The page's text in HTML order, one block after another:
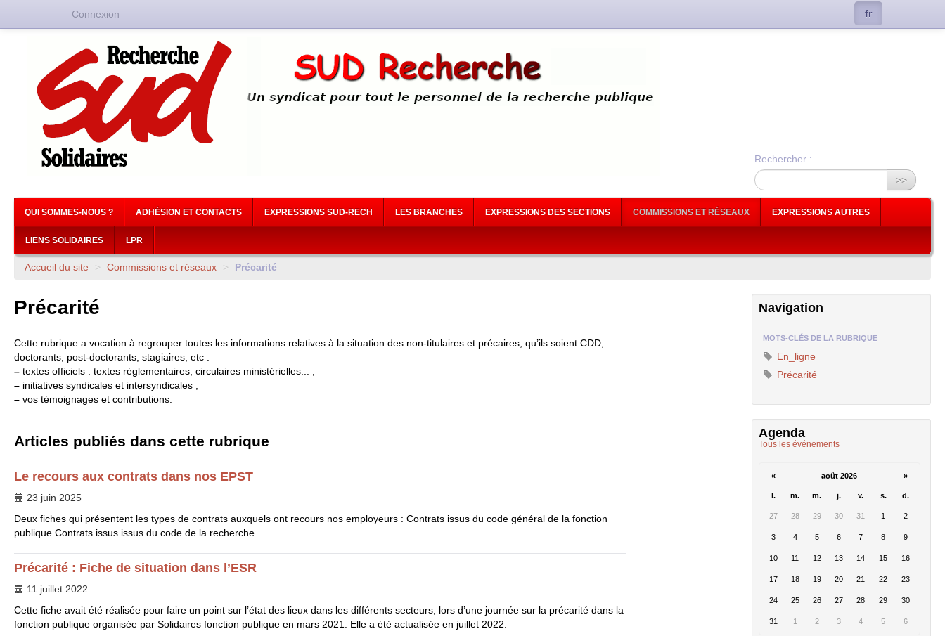
Rechercher :
>>
QUI SOMMES-NOUS ? ADHÉSION ET CONTACTS EXPRESSIONS SUD-RECH LES BRANCHES EXPRESSIONS DES SECTIONS COMMISSIONS ET RÉSEAUX EXPRESSIONS AUTRES
LIENS SOLIDAIRES LPR
Accueil du site > Commissions et réseaux > Précarité
Précarité
Cette rubrique a vocation à regrouper toutes les informations relatives à la situation des non-titulaires et précaires, qu’ils soient CDD
doctorants, post-doctorants, stagiaires, etc :
– textes officiels : textes réglementaires, circulaires ministérielles... ;
– initiatives syndicales et intersyndicales ;
– vos témoignages et contributions.
Articles publiés dans cette rubrique
Le recours aux contrats dans nos EPST
23 juin 2025
Deux fiches qui présentent les types de contrats auxquels ont recours nos employeurs : Contrats issus du code général de la fonction
publique Contrats issus issus du code de la recherche
Précarité : Fiche de situation dans l’ESR
11 juillet 2022
Cette fiche avait été réalisée pour faire un point sur l’état des lieux dans les différents secteurs, lors d’une journée sur la précarité dans la
fonction publique organisée par Solidaires fonction publique en mars 2021. Elle a été actualisée en juillet 2022.
Navigation
MOTS-CLÉS DE LA RUBRIQUE
En_ligne
Précarité
Agenda
Tous les événements
« août 2026 »
l. m. m. j. v. s. d.
27 28 29 30 31 1 2
3 4 5 6 7 8 9
10 11 12 13 14 15 16
17 18 19 20 21 22 23
24 25 26 27 28 29 30
31 1 2 3 4 5 6
Connexion fr